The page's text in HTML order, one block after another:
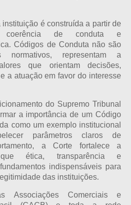
é construída a partir de
coerência de conduta e
Códigos de Conduta não são
normativos, representam a
que orientam decisões,
a atuação em favor do interesse
do Supremo Tribunal
a importância de um Código
como um exemplo institucional
parâmetros claros de
a Corte fortalece a
ética, transparência e
indispensáveis para
das instituições.
Associações Comerciais e